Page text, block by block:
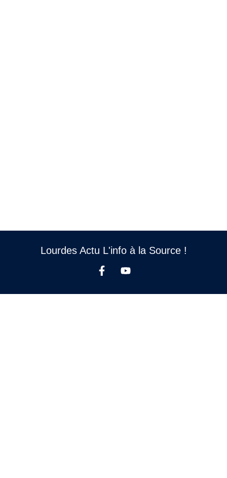
Lourdes Actu L'info à la Source !